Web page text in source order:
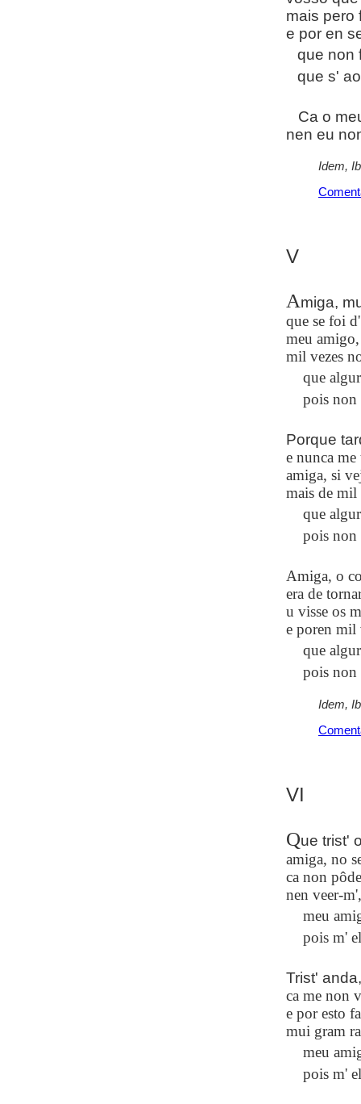
mais pero
e por en
que non
que s'
Ca o
nen eu
Idem,
V
Amiga,
que se foi
meu
mil vezes
que
pois non
Porque
e nunca
amiga, si
mais de mil
que
pois non
Amiga, o
era de
u visse os
e poren mil
que
pois non
Idem,
VI
Que trist'
amiga, no
ca non
nen veer-
meu
pois m'
Trist'
ca me non
e por esto
mui gram
meu
pois m'